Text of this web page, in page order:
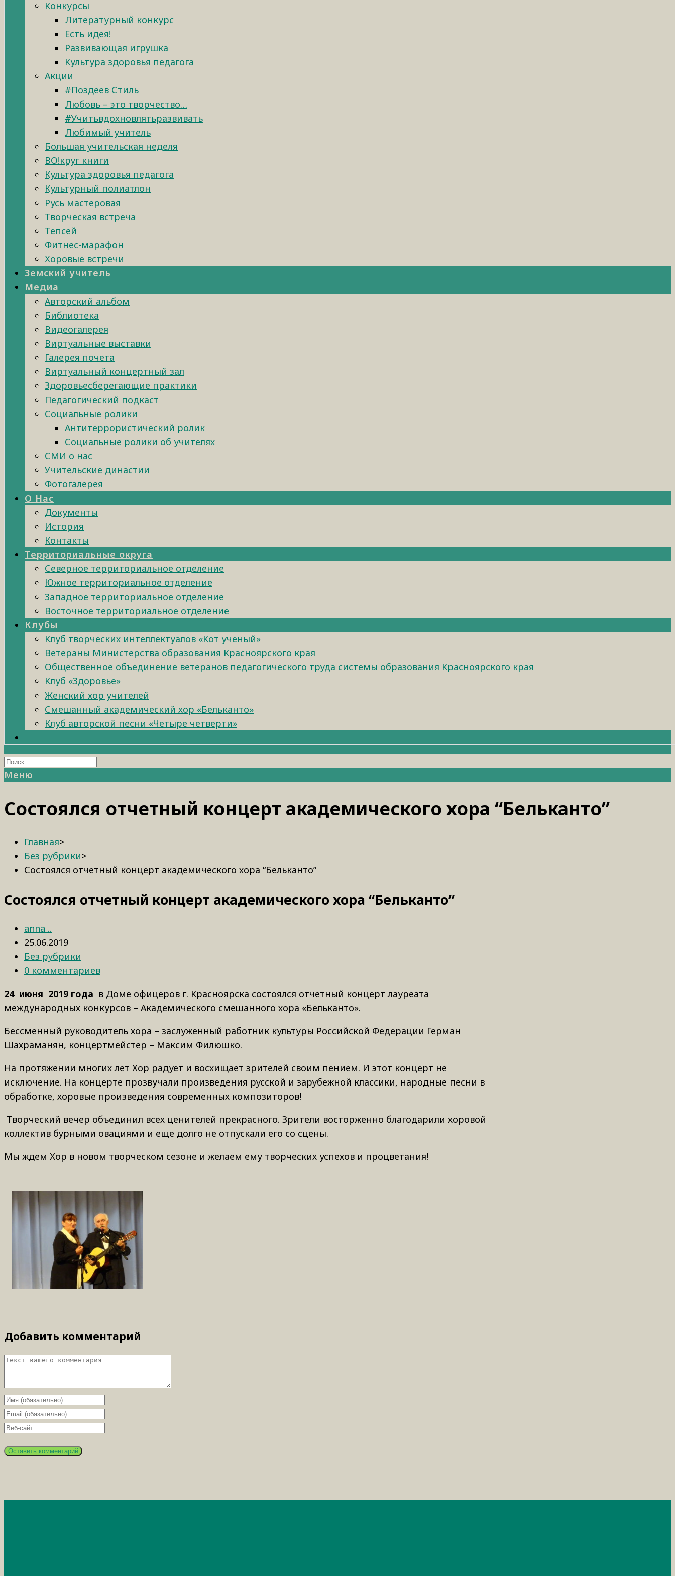
Конкурсы
Литературный конкурс
Есть идея!
Развивающая игрушка
Культура здоровья педагога
Акции
#Поздеев Стиль
Любовь – это творчество…
#Учитьвдохновлятьразвивать
Любимый учитель
Большая учительская неделя
ВО!круг книги
Культура здоровья педагога
Культурный полиатлон
Русь мастеровая
Творческая встреча
Тепсей
Фитнес-марафон
Хоровые встречи
Земский учитель
Медиа
Авторский альбом
Библиотека
Видеогалерея
Виртуальные выставки
Галерея почета
Виртуальный концертный зал
Здоровьесберегающие практики
Педагогический подкаст
Социальные ролики
Антитеррористический ролик
Социальные ролики об учителях
СМИ о нас
Учительские династии
Фотогалерея
О Нас
Документы
История
Контакты
Территориальные округа
Северное территориальное отделение
Южное территориальное отделение
Западное территориальное отделение
Восточное территориальное отделение
Клубы
Клуб творческих интеллектуалов «Кот ученый»
Ветераны Министерства образования Красноярского края
Общественное объединение ветеранов педагогического труда системы образования Красноярского края
Клуб «Здоровье»
Женский хор учителей
Смешанный академический хор «Бельканто»
Клуб авторской песни «Четыре четверти»
Меню
Состоялся отчетный концерт академического хора “Бельканто”
Главная>
Без рубрики>
Состоялся отчетный концерт академического хора “Бельканто”
Состоялся отчетный концерт академического хора “Бельканто”
anna ..
25.06.2019
Без рубрики
0 комментариев
24 июня 2019 года в Доме офицеров г. Красноярска состоялся отчетный концерт лауреата
международных конкурсов – Академического смешанного хора «Бельканто».
Бессменный руководитель хора – заслуженный работник культуры Российской Федерации Герман
Шахраманян, концертмейстер – Максим Филюшко.
На протяжении многих лет Хор радует и восхищает зрителей своим пением. И этот концерт не
исключение. На концерте прозвучали произведения русской и зарубежной классики, народные песни в
обработке, хоровые произведения современных композиторов!
Творческий вечер объединил всех ценителей прекрасного. Зрители восторженно благодарили хоровой
коллектив бурными овациями и еще долго не отпускали его со сцены.
Мы ждем Хор в новом творческом сезоне и желаем ему творческих успехов и процветания!
Добавить комментарий